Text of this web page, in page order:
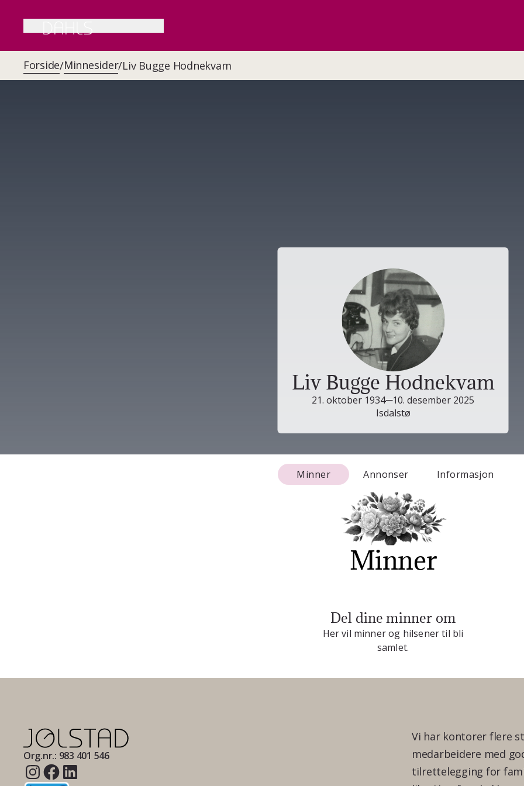
Forside/Minnesider/Liv Bugge Hodnekvam
Liv Bugge Hodnekvam
21. oktober 1934 10. desember 2025
Isdalstø
Minner Annonser Informasjon
Minner
Del dine minner om
Her vil minner og hilsener til bli
samlet.
Org.nr.: 983 401 546
Vi har kontorer flere
medarbeidere med
tilrettelegging for